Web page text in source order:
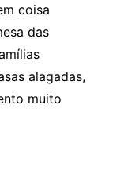
coisa
das
alagadas,
muito